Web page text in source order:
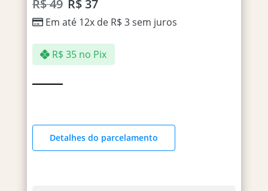
R$49 R$37
Em até 12x de R$ 3sem juros
R$ 35 no Pix
Detalhes do parcelamento